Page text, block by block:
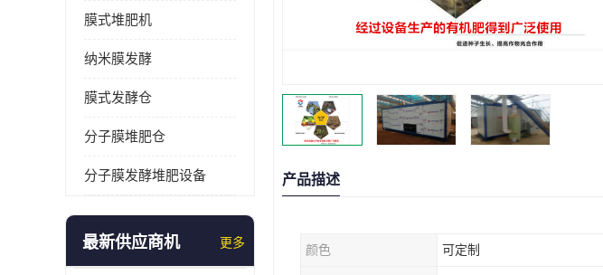
膜式堆肥机
纳米膜发酵
膜式发酵仓
分子膜堆肥仓
分子膜发酵堆肥设备
最新供应商机 更多
产品描述
颜色 可定制